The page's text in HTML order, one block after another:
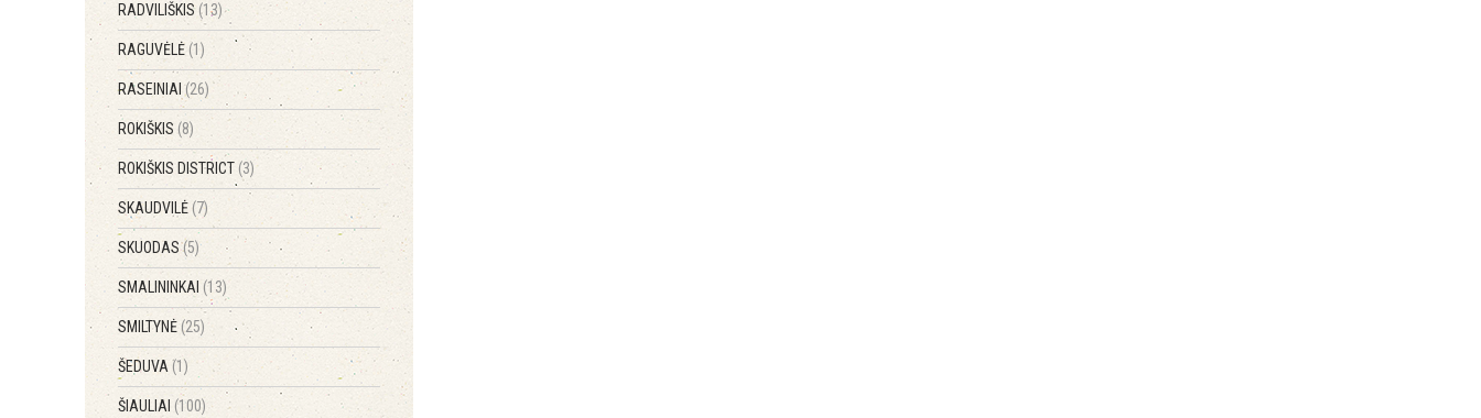
RADVILIŠKIS (13)
RAGUVĖLĖ (1)
RASEINIAI(26)
ROKIŠKIS (8)
ROKIŠKIS DISTRICT (3)
SKAUDVILĖ(7)
SKUODAS(5)
SMALININKAI (13)
SMILTYNĖ (25)
ŠEDUVA (1)
ŠIAULIAI (100)